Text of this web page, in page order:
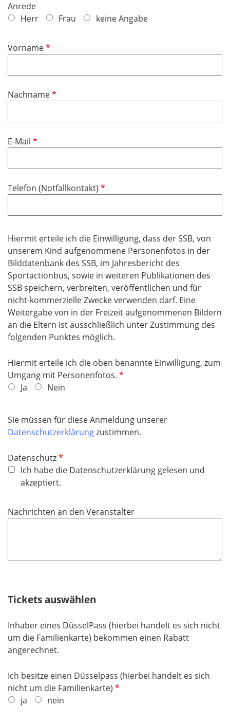
Anrede
Herr
Frau keine Angabe
VornameP
c
t
e
d
NachnameP
t
e
d
E-Mail P
c
t
e
l
d
Telefon (Notfallkontakt) P
c
h
t
f
e
l
d
Hiermit erteile ich die Einwilligung, dass der SSB, von
unserem Kind aufgenommene Personenfotos in der
Bilddatenbank des SSB, im Jahresbericht des
Sportactionbus, sowie in weiteren Publikationen des
SSB speichern, verbreiten, veröffentlichen und für
nicht-kommerzielle Zwecke verwenden darf. Eine
Weitergabe von in der Freizeit aufgenommenen Bildern
an die Eltern ist ausschließlich unter Zustimmung des
folgenden Punktes möglich.
Hiermit erteile ich die oben benannte Einwilligung, zum
Umgang mit Personenfotos. P
c
h
e
Ja Nein
Sie müssen für diese Anmeldung unserer
Datenschutzerklärungzustimmen.
DatenschutzP
f
l
h
Ich habe die Datenschutzerklärung gelesen und
akzeptiert.
Nachrichten an den Veranstalter
Tickets auswählen
Inhaber eines DüsselPass (hierbei handelt es sich nicht
um die Familienkarte) bekommen einen Rabatt
angerechnet.
Ich besitze einen Düsselpass (hierbei handelt es sich
nicht um die Familienkarte) P
ja nein